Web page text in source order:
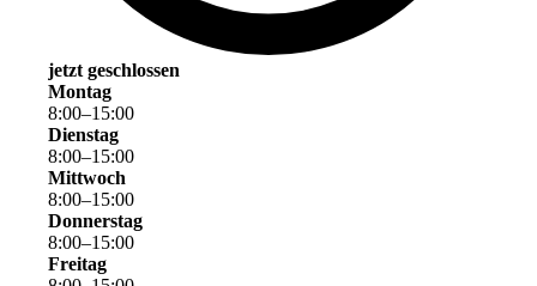
jetzt geschlossen
Montag
8:00–15:00
Dienstag
8:00–15:00
Mittwoch
8:00–15:00
Donnerstag
8:00–15:00
Freitag